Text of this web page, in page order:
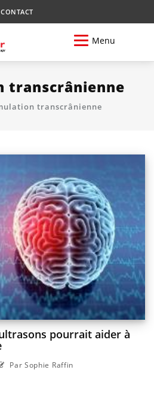
CONTACT
Menu
transcrânienne
transcrânienne
pourrait aider à
Par Sophie Raffin